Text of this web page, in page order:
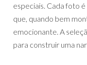
especiais. Cada foto
que, quando bem
emocionante. A
para construir uma